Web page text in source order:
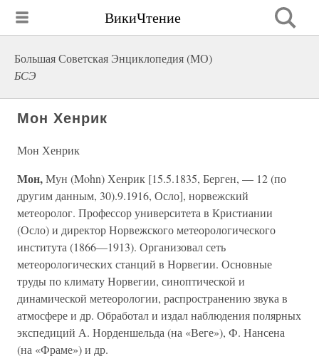
ВикиЧтение
Большая Советская Энциклопедия (МО)
БСЭ
Мон Хенрик
Мон Хенрик
Мон,Мун (Mohn) Хенрик [15.5.1835, Берген, — 12 (по
другим данным, 30).9.1916, Осло], норвежский
метеоролог. Профессор университета в Кристиании
(Осло) и директор Норвежского метеорологического
института (1866—1913). Организовал сеть
метеорологических станций в Норвегии. Основные
труды по климату Норвегии, синоптической и
динамической метеорологии, распространению звука в
атмосфере и др. Обработал и издал наблюдения полярных
экспедиций А. Норденшельда (на «Веге»), Ф. Нансена
(на «Фраме») и др.